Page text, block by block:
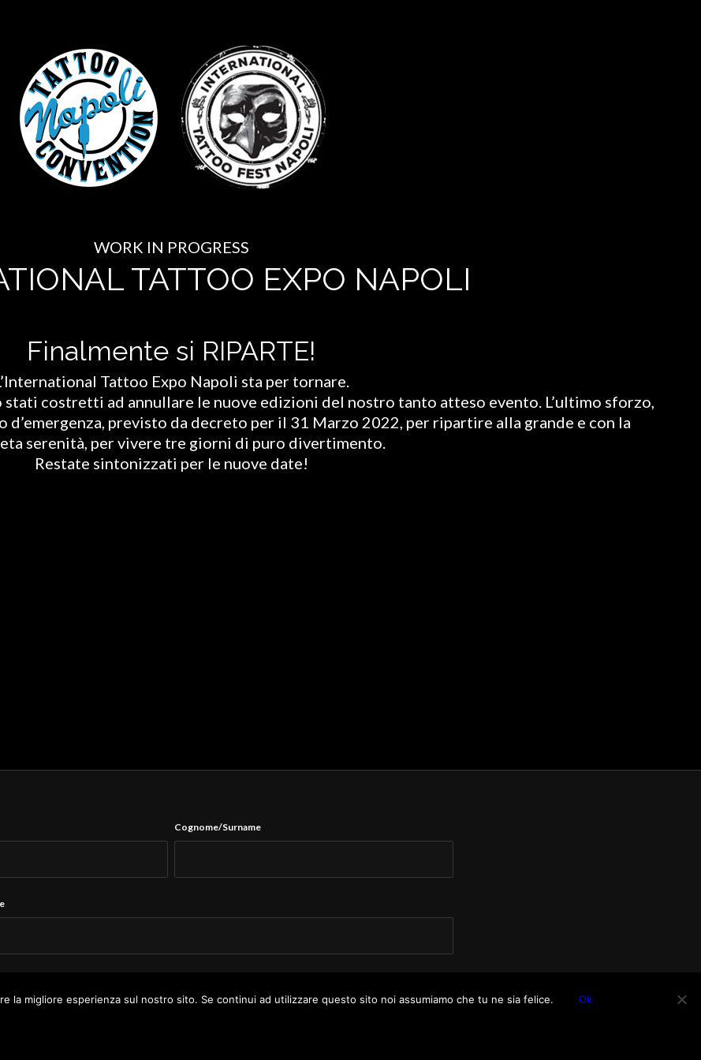
WORK IN PROGRESS
TATTOO EXPO NAPOLI
Finalmente si RIPARTE!
Tattoo Expo Napoli sta per tornare.
stati costretti ad annullare le nuove edizioni del nostro tanto atteso evento. L’ultimo sforzo,
previsto da decreto per il 31 Marzo 2022, per ripartire alla grande e con la
serenità, per vivere tre giorni di puro divertimento.
Restate sintonizzati per le nuove date!
Cognome/Surname
la migliore esperienza sul nostro sito. Se continui ad utilizzare questo sito noi assumiamo che tu ne sia felice. Ok